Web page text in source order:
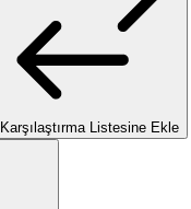
Karşılaştırma Listesine Ekle